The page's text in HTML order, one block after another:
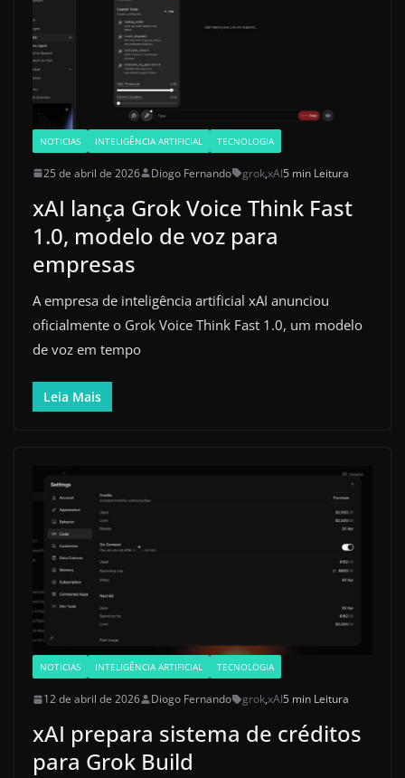
NOTICIAS INTELIGÊNCIA ARTIFICIAL TECNOLOGIA
25 de abril de 2026 Diogo Fernando grok,xAI5 min Leitura
xAI lança Grok Voice Think Fast
1.0, modelo de voz para
empresas
A empresa de inteligência artificial xAI anunciou
oficialmente o Grok Voice Think Fast 1.0, um modelo
de voz em tempo
Leia Mais
NOTICIAS INTELIGÊNCIA ARTIFICIAL TECNOLOGIA
12 de abril de 2026 Diogo Fernando grok,xAI5 min Leitura
xAI prepara sistema de créditos
para Grok Build